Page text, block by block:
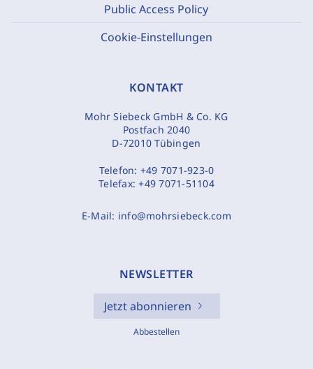
Public Access Policy
Cookie-Einstellungen
KONTAKT
Mohr Siebeck GmbH & Co. KG
Postfach 2040
D-72010 Tübingen
Telefon: +49 7071-923-0
Telefax:+49 7071-51104
E-Mail: info@mohrsiebeck.com
NEWSLETTER
Jetzt abonnieren
Abbestellen